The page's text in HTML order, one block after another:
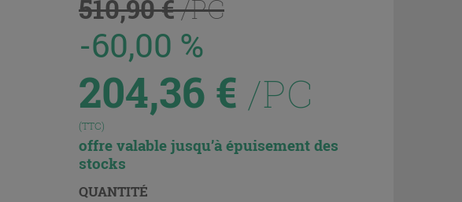
510,90 €/PC
-60,00 %
204,36 € /PC
(TTC)
offre valable jusqu’à épuisement des
stocks
QUANTITÉ